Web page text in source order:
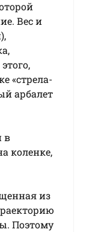
Вес и
«стрела-
арбалет
в
коленке,
из
Поэтому